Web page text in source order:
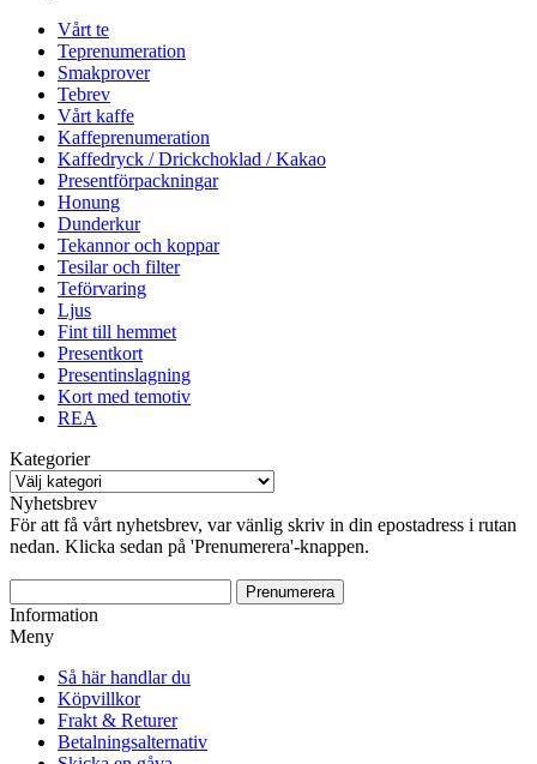
Vårt te
Teprenumeration
Smakprover
Tebrev
Vårt kaffe
Kaffeprenumeration
Kaffedryck / Drickchoklad / Kakao
Presentförpackningar
Honung
Dunderkur
Tekannor och koppar
Tesilar och filter
Teförvaring
Ljus
Fint till hemmet
Presentkort
Presentinslagning
Kort med temotiv
REA
Kategorier
Nyhetsbrev
För att få vårt nyhetsbrev, var vänlig skriv in din epostadress i rutan
nedan. Klicka sedan på 'Prenumerera'-knappen.
Information
Meny
Så här handlar du
Köpvillkor
Frakt & Returer
Betalningsalternativ